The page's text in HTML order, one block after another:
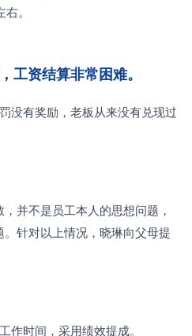
。
工资结算非常困难。
没有奖励，老板从来没有兑现过
并不是员工本人的思想问题，
针对以上情况，晓琳向父母提
作时间，采用绩效提成。